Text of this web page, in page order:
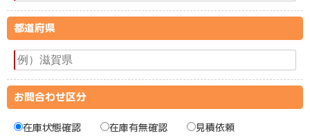
都道府県
お問合わせ区分
在庫状態確認 在庫有無確認
見積依頼